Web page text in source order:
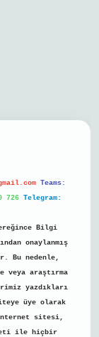
Teams:
726 Telegram:
Bilgi
onaylanmış
Bu nedenle,
araştırma
yazdıkları
üye olarak
sitesi,
ile hiçbir